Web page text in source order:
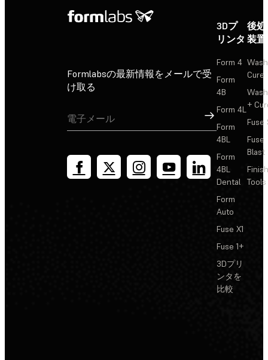
Formlabsの最新情報をメールで受
け取る
サインアップ
3Dプ
リンタ
Form 4
Form
4B
Form 4L
Form
4BL
Form
4BL
Dental
Form
Auto
Fuse X1
Fuse 1+
3Dプリ
ンタを
比較
後
装置
Cure
+
Fuse
Fuse
Blast
Tools